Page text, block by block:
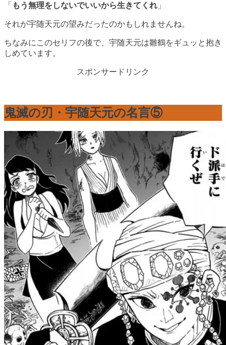
「 もう無理をしないでいいから生きてくれ 」
それが宇随天元の望みだったのかもしれませんね。
ちなみにこのセリフの後で、宇随天元は雛鶴をギュッと抱き
しめています。
スポンサードリンク
鬼滅の刃・宇随天元の名言⑤